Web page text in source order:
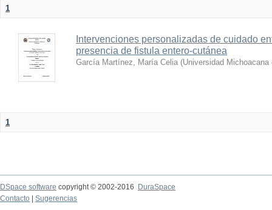
1
Intervenciones personalizadas de cuidado
presencia de fistula entero-cutánea
García Martínez, María Celia (Universidad
1
DSpace software copyright © 2002-2016
DuraSpace
Contacto
Sugerencias